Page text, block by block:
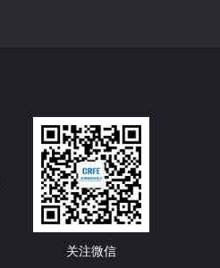
关注微信